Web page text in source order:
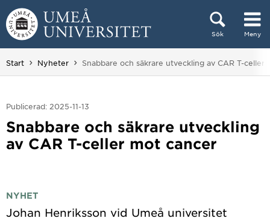
Hoppa direkt till innehållet
Sök Meny
Huvudmenyn dold.
Start Nyheter Du är här:
Snabbare och säkrare utveckling av CAR T-celler
Publicerad: 2025-11-13
Snabbare och säkrare utveckling
av CAR T-celler mot cancer
NYHET
Johan Henriksson vid Umeå universitet